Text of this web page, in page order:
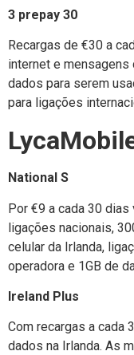
3 prepay 30
Recargas de €30 a
internet e mensagens
dados para serem
para ligações
National S
Por €9 a cada 30
ligações nacionais,
celular da Irlanda,
operadora e 1GB de
Ireland Plus
Com recargas a cada
dados na Irlanda. As